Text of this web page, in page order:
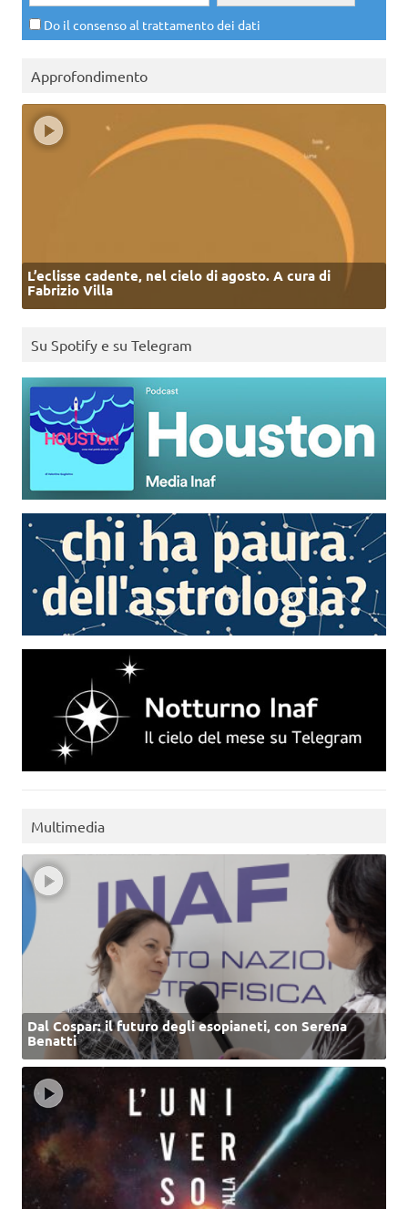
Do il consenso al trattamento dei dati
Approfondimento
L’eclisse cadente, nel cielo di agosto. A cura di
Fabrizio Villa
Su Spotify e su Telegram
Multimedia
Dal Cospar: il futuro degli esopianeti, con Serena
Benatti